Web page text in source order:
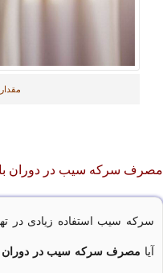
مصرف سرکه سیب در دوران
سرکه سیب استفاده زیادی در
آیا مصرف سرکه سیب در دوران